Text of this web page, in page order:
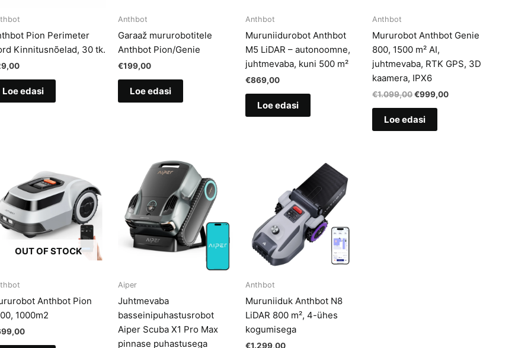
Pion Perimeter
Kinnitusnõelad, 30 tk.
Loe edasi
Anthbot
Garaaž mururobotitele
Anthbot Pion/Genie
€199,00
Loe edasi
Anthbot
Muruniidurobot Anthbot
M5 LiDAR – autonoomne,
juhtmevaba, kuni 500 m²
€869,00
Loe edasi
Anthbot
Mururobot Anthbot Genie
800, 1500 m² AI,
juhtmevaba, RTK GPS, 3D
kaamera, IPX6
€1.099,00Algne
oli:
€1.099,00.
€999,00Current
Loe edasi
OUT OF STOCK
Anthbot Pion
1000m2
Aiper
Juhtmevaba
basseinipuhastusrobot
Aiper Scuba X1 Pro Max
pinnase puhastusega
Anthbot
Muruniiduk Anthbot N8
LiDAR 800 m², 4-ühes
kogumisega
€1.299,00